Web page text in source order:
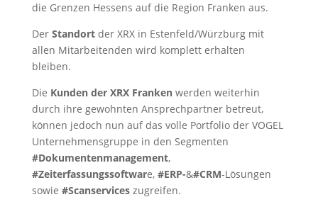
die Grenzen Hessens auf die Region Franken aus.
Der Standortder XRX in Estenfeld/Würzburg mit
allen Mitarbeitenden wird komplett erhalten
bleiben.
Die Kunden der XRX Frankenwerden weiterhin
durch ihre gewohnten Ansprechpartner betreut,
können jedoch nun auf das volle Portfolio der VOGEL
Unternehmensgruppe in den Segmenten
#Dokumentenmanagement,
#Zeiterfassungssoftware, #ERP-&#CRM-Lösungen
sowie #Scanserviceszugreifen.